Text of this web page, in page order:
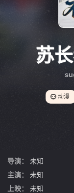
gt 0"}
苏
动漫
导演：
未知
主演：
未知
上映：
未知